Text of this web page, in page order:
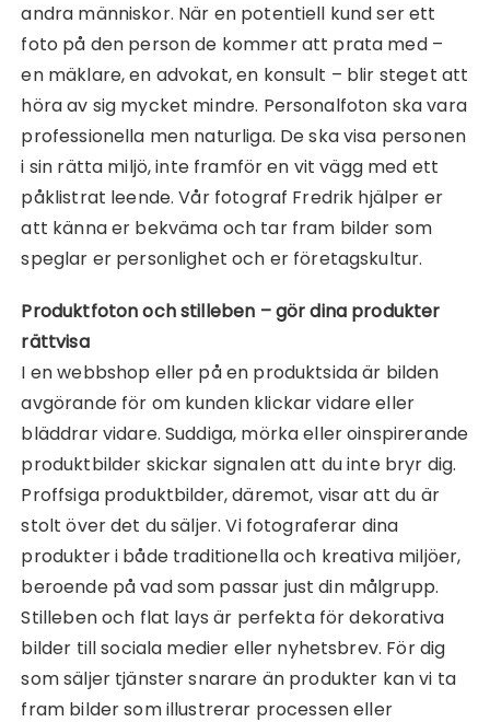
andra människor. När en potentiell kund ser ett
foto på den person de kommer att prata med –
en mäklare, en advokat, en konsult – blir steget att
höra av sig mycket mindre. Personalfoton ska vara
professionella men naturliga. De ska visa personen
i sin rätta miljö, inte framför en vit vägg med ett
påklistrat leende. Vår fotograf Fredrik hjälper er
att känna er bekväma och tar fram bilder som
speglar er personlighet och er företagskultur.
Produktfoton och stilleben – gör dina produkter
rättvisa
I en webbshop eller på en produktsida är bilden
avgörande för om kunden klickar vidare eller
bläddrar vidare. Suddiga, mörka eller oinspirerande
produktbilder skickar signalen att du inte bryr dig.
Proffsiga produktbilder, däremot, visar att du är
stolt över det du säljer. Vi fotograferar dina
produkter i både traditionella och kreativa miljöer,
beroende på vad som passar just din målgrupp.
Stilleben och flat lays är perfekta för dekorativa
bilder till sociala medier eller nyhetsbrev. För dig
som säljer tjänster snarare än produkter kan vi ta
fram bilder som illustrerar processen eller